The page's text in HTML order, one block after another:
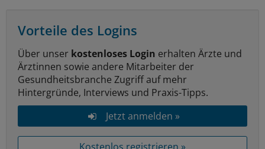
Vorteile des Logins
Über unser kostenloses Login erhalten Ärzte und
Ärztinnen sowie andere Mitarbeiter der
Gesundheitsbranche Zugriff auf mehr
Hintergründe, Interviews und Praxis-Tipps.
Jetzt anmelden »